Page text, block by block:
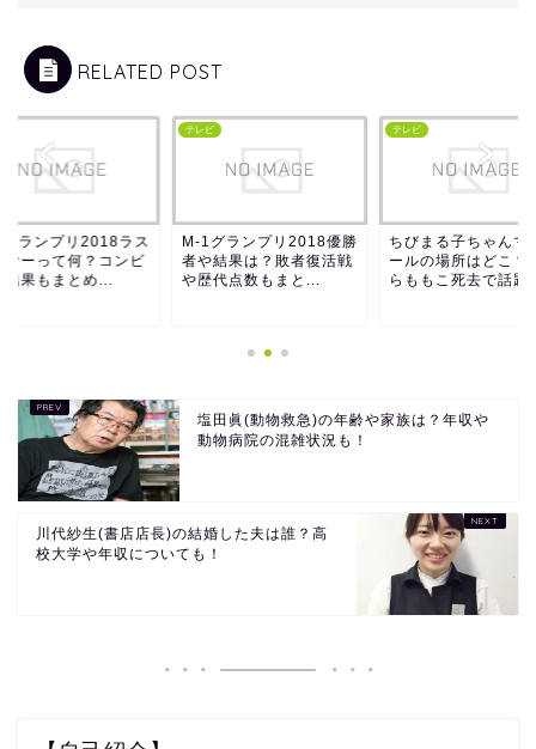
RELATED POST
ランプリ2018ラス
ヤーって何？コンビ
結果もまとめ...
テレビ
M-1グランプリ2018優勝
者や結果は？敗者復活戦
や歴代点数もまと...
テレビ
ちびまる子ちゃんマ
ールの場所はどこ？
らももこ死去で話題
塩田眞(動物救急)の年齢や家族は？年収や
動物病院の混雑状況も！
川代紗生(書店店長)の結婚した夫は誰？高
校大学や年収についても！